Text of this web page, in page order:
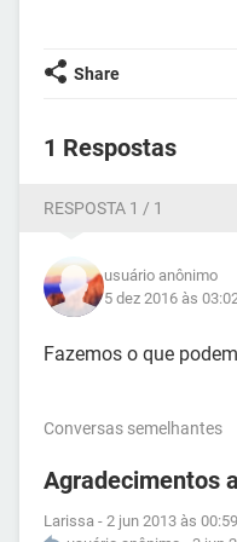
Share
1 Respostas
RESPOSTA 1 / 1
usuário anônimo
5 dez 2016 às
Fazemos o que
Conversas semelhantes
Agradecimentos
Larissa - 2 jun 2013 às 00:59